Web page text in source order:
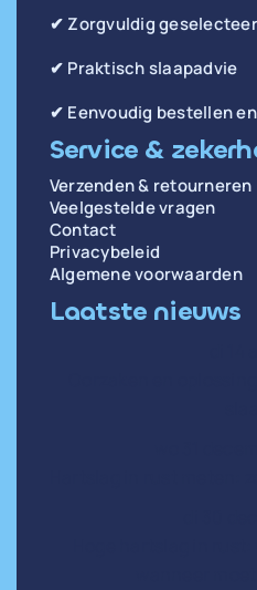
✔ Zorgvuldig
✔ Praktisch slaapadvie
✔ Eenvoudig bestellen
Service &
Verzenden & retourneren
Veelgestelde vragen
Contact
Privacybeleid
Algemene voorwaarden
Laatste nieuws